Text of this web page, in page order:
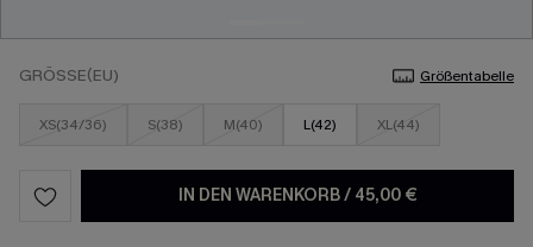
GRÖSSE(EU) Größentabelle
XS(34/36) S(38) M(40) L(42) XL(44)
IN DEN WARENKORB/ 45,00 €